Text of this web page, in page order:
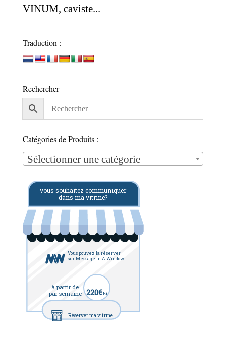
VINUM, caviste...
Traduction :
Rechercher
Catégories de Produits :
Sélectionner une catégorie
vous souhaitez communiquer
dans ma vitrine?
Vous pouvez la réserver
sur Message In A Window
à partir de
par semaine 220€ht
Réserver ma vitrine